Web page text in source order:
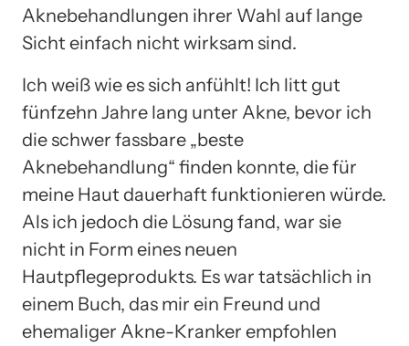
Aknebehandlungen ihrer Wahl auf lange
Sicht einfach nicht wirksam sind.
Ich weiß wie es sich anfühlt! Ich litt gut
fünfzehn Jahre lang unter Akne, bevor ich
die schwer fassbare „beste
Aknebehandlung“ finden konnte, die für
meine Haut dauerhaft funktionieren würde.
Als ich jedoch die Lösung fand, war sie
nicht in Form eines neuen
Hautpflegeprodukts. Es war tatsächlich in
einem Buch, das mir ein Freund und
ehemaliger Akne-Kranker empfohlen